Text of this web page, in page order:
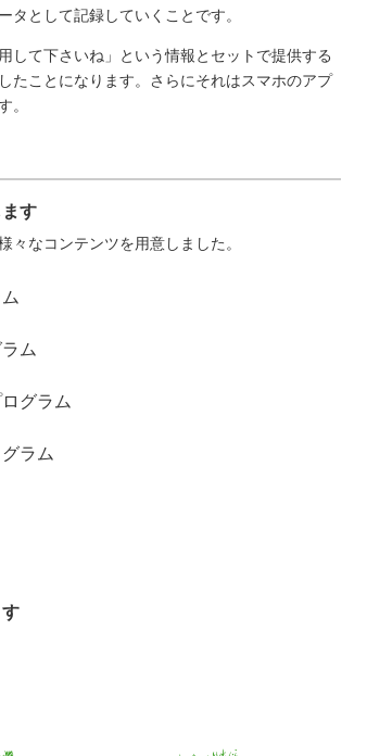
として記録していくことです。
して下さいね」という情報とセットで提供する
たことになります。さらにそれはスマホのアプ
。
す
々なコンテンツを用意しました。
ム
グラム
ラム